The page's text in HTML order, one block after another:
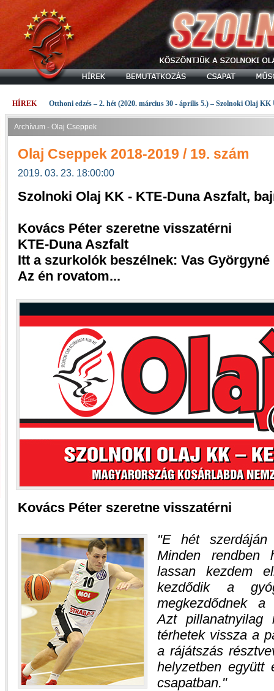
HÍREK Otthoni edzés – 2. hét (2020. március 30 - április 5.) – Szolnoki Olaj KK
Archívum - Olaj Cseppek
Olaj Cseppek 2018-2019 / 19. szám
2019. 03. 23. 18:00:00
Szolnoki Olaj KK - KTE-Duna Aszfalt,
Kovács Péter szeretne visszatérni
KTE-Duna Aszfalt
Itt a szurkolók beszélnek: Vas Györgyné
Az én rovatom...
Kovács Péter szeretne visszatérni
E hét szerdáján
Minden rendben
lassan kezdem
kezdődik a
megkezdődnek a
Azt pillanatnyilag
térhetek vissza a
a rájátszás
helyzetben
csapatban.